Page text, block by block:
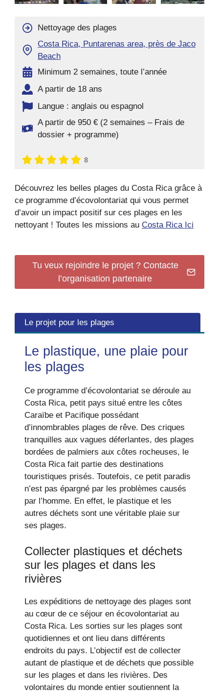
Nettoyage des plages
Costa Rica, Puntarenas area, près de Jaco
Beach
Minimum 2 semaines, toute l’année
A partir de 18 ans
Langue : anglais ou espagnol
A partir de 950 € (2 semaines – Frais de
dossier + programme)
8
Découvrez les belles plages du Costa Rica grâce à
ce programme d’écovolontariat qui vous permet
d’avoir un impact positif sur ces plages en les
nettoyant ! Toutes les missions au Costa Rica Ici
Tu veux rejoindre le projet ? Contacte
l’organisation partenaire
Le projet pour les plages
Le plastique, une plaie pour
les plages
Ce programme d’écovolontariat se déroule au
Costa Rica, petit pays situé entre les côtes
Caraïbe et Pacifique possédant
d’innombrables plages de rêve. Des criques
tranquilles aux vagues déferlantes, des plages
bordées de palmiers aux côtes rocheuses, le
Costa Rica fait partie des destinations
touristiques prisés. Toutefois, ce petit paradis
n’est pas épargné par les problèmes causés
par l’homme. En effet, le plastique et les
autres déchets sont une véritable plaie sur
ses plages.
Collecter plastiques et déchets
sur les plages et dans les
rivières
Les expéditions de nettoyage des plages sont
au cœur de ce séjour en écovolontariat au
Costa Rica. Les sorties sur les plages sont
quotidiennes et ont lieu dans différents
endroits du pays. L’objectif est de collecter
autant de plastique et de déchets que possible
sur les plages et dans les rivières. Des
volontaires du monde entier soutiennent la